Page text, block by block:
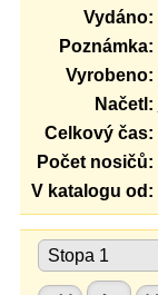
Vydáno:
Poznámka:
Vyrobeno:
Načetl:
Celkový čas:
Počet nosičů:
V katalogu od:
Stopa 1